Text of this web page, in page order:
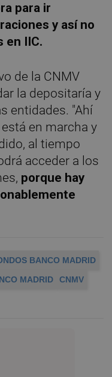
para ir
y así no
en IIC.
de la CNMV
la depositaría y
entidades. "Ahí
en marcha y
al tiempo
acceder a los
porque hay
BANCO MADRID
MADRID
CNMV